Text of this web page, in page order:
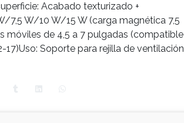
Acabado texturizado +
7,5 W/10 W/15 W (carga magnética 7,5
móviles de 4,5 a 7 pulgadas (compatible
17)Uso: Soporte para rejilla de ventilación